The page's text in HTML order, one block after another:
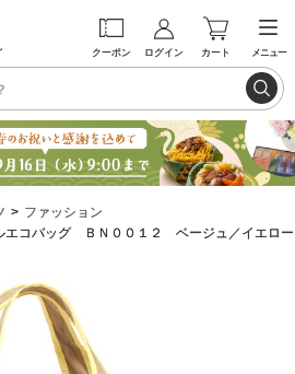
クーポン ログイン カート メニュー
ファッション
エコバッグ ＢＮ００１２ ベージュ／イエロー